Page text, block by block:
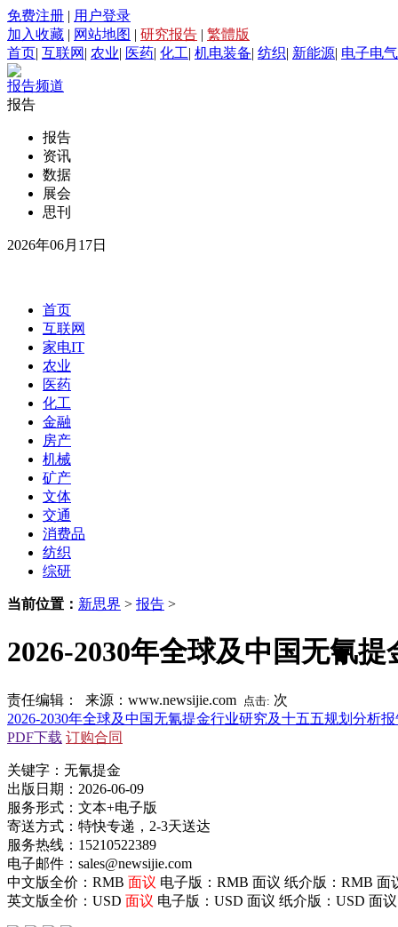
免费注册 | 用户登录
加入收藏 | 网站地图 | 研究报告 | 繁體版
首页| 互联网 | 农业| 医药| 化工| 机电装备| 纺织| 新能源| 电子电气
报告频道
报告
报告
资讯
数据
展会
思刊
2026年06月17日
首页
互联网
家电IT
农业
医药
化工
金融
房产
机械
矿产
文体
交通
消费品
纺织
综研
当前位置： 新思界 > 报告 >
2026-2030年全球及中国无氰
责任编辑： 来源：www.newsijie.com 点击: 次
2026-2030年全球及中国无氰提金行业研究及十五五规划分析
PDF下载 订购合同
关键字：无氰提金
出版日期：2026-06-09
服务形式：文本+电子版
寄送方式：特快专递，2-3天送达
服务热线：15210522389
电子邮件：sales@newsijie.com
中文版全价：RMB 面议 电子版：RMB 面议 纸介版：RMB 面
英文版全价：USD 面议 电子版：USD 面议 纸介版：USD 面议